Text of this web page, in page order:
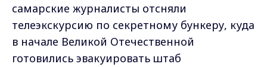
самарские журналисты отсняли
телеэкскурсию по секретному бункеру, куда
в начале Великой Отечественной
готовились эвакуировать штаб